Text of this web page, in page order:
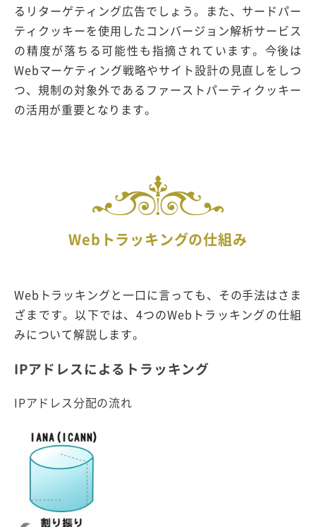
るリターゲティング広告でしょう。また、サードパー
ティクッキーを使用したコンバージョン解析サービス
の精度が落ちる可能性も指摘されています。今後は
Webマーケティング戦略やサイト設計の見直しをしつ
つ、規制の対象外であるファーストパーティクッキー
の活用が重要となります。
Webトラッキングの仕組み
Webトラッキングと一口に言っても、その手法はさま
ざまです。以下では、4つのWebトラッキングの仕組
みについて解説します。
IPアドレスによるトラッキング
IPアドレス分配の流れ